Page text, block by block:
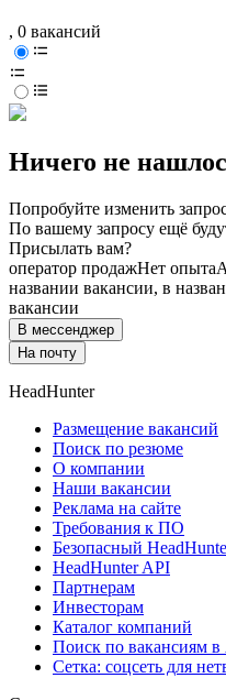
, 0 вакансий
Ничего не
Попробуйте изменить
По вашему запросу ещё
Присылать вам?
оператор продажНет опыта
названии вакансии, в
вакансии
В мессенджер
На почту
HeadHunter
Размещение вакансий
Поиск по резюме
О компании
Наши вакансии
Реклама на сайте
Требования к ПО
Безопасный
HeadHunter API
Партнерам
Инвесторам
Каталог компаний
Поиск по вакансиям
Сетка: соцсеть для